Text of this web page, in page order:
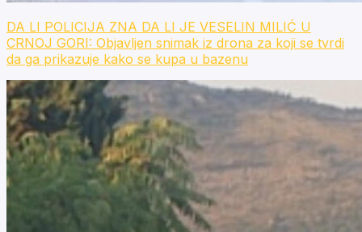
DA LI POLICIJA ZNA DA LI JE VESELIN MILIĆ U
CRNOJ GORI: Objavljen snimak iz drona za koji se tvrdi
da ga prikazuje kako se kupa u bazenu